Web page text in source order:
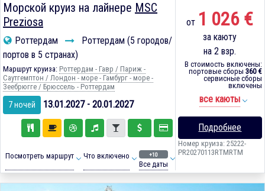
Морской круиз на лайнере MSC
Preziosa
Роттердам
Роттердам (5 городов/
портов в 5 странах)
Маршрут круиза: Роттердам - Гавр / Париж -
Саутгемптон / Лондон - море - Гамбург - море -
Зеебрюгге / Брюссель - Роттердам
7 ночей 13.01.2027 - 20.01.2027
Посмотреть маршрут Что включено +10
Все даты
от 1 026 €
за каюту
на 2 взр.
В стоимость включены:
портовые сборы 360 €
сервисные сборы
включены
все каюты
Подробнее
Номер круиза: 25222-
PR20270113RTMRTM